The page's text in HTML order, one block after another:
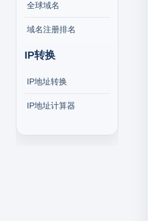
全球域名
域名注册排名
IP转换
IP地址转换
IP地址计算器